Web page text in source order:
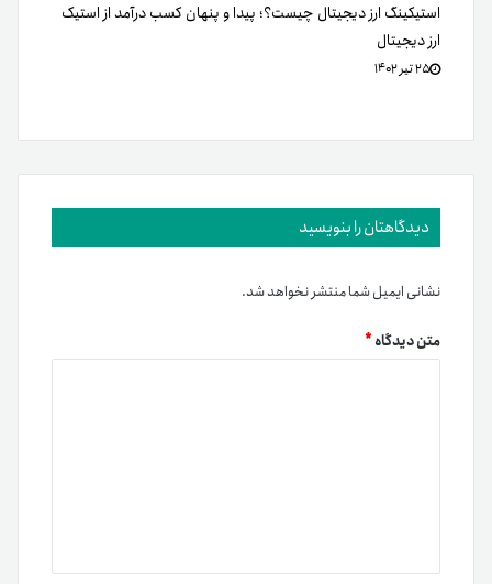
استیکینگ ارز دیجیتال چیست؟؛ پیدا و پنهان کسب درآمد از استیک
ارز دیجیتال
۲۵ تیر ۱۴۰۲
دیدگاهتان را بنویسید
نشانی ایمیل شما منتشر نخواهد شد.
متن دیدگاه*